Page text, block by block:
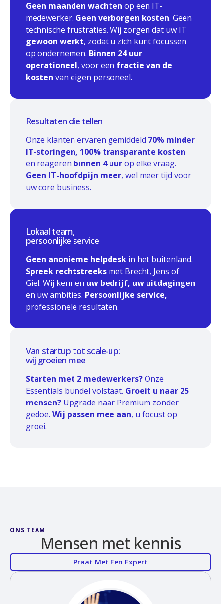
Geen maanden wachten op een IT-
medewerker. Geen verborgen kosten. Geen
technische frustraties. Wij zorgen dat uw IT
gewoon werkt, zodat u zich kunt focussen
op ondernemen. Binnen 24 uur
operationeel, voor een fractie van de
kosten van eigen personeel.
Resultaten die tellen
Onze klanten ervaren gemiddeld 70% minder
IT-storingen, 100% transparante kosten
en reageren binnen 4 uurop elke vraag.
Geen IT-hoofdpijn meer, wel meer tijd voor
uw core business.
Van startup tot scale-up:
wij groeien mee
Starten met 2 medewerkers?Onze
Essentials bundel volstaat. Groeit u naar 25
mensen? Upgrade naar Premium zonder
gedoe. Wij passen mee aan, u focust op
groei.
Lokaal team,
persoonlijke service
Geen anonieme helpdesk in het buitenland.
Spreek rechtstreeks met Brecht, Jens of
Giel. Wij kennen uw bedrijf, uw uitdagingen
en uw ambities. Persoonlijke service,
professionele resultaten.
ONS TEAM
Mensen met kennis
Praat Met Een Expert